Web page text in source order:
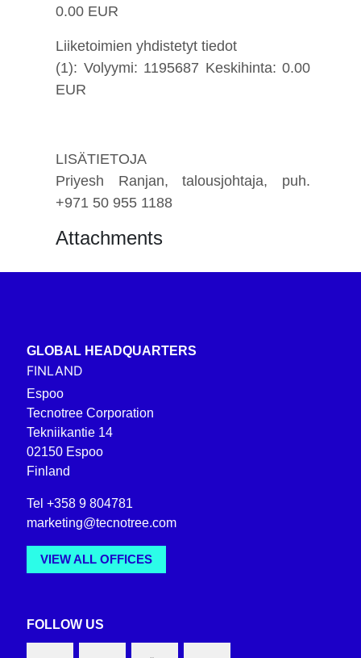
0.00 EUR
Liiketoimien yhdistetyt tiedot
(1): Volyymi: 1195687 Keskihinta: 0.00
EUR
LISÄTIETOJA
Priyesh Ranjan, talousjohtaja, puh.
+971 50 955 1188
Attachments
GLOBAL HEADQUARTERS
FINLAND
Espoo
Tecnotree Corporation
Tekniikantie 14
02150 Espoo
Finland
Tel +358 9 804781
marketing@tecnotree.com
VIEW ALL OFFICES
FOLLOW US